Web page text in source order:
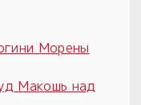
Морены
Макошь над